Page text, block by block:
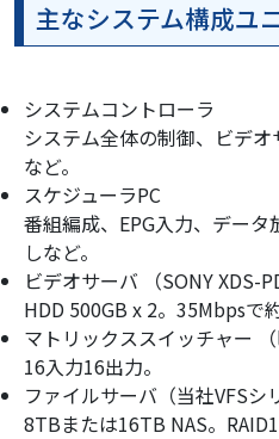
主なシステム構成ユ
システムコントローラ
システム全体の制御、ビデ
など。
スケジューラPC
番組編成、EPG入力、デー
しなど。
ビデオサーバ （SONY XDS-
HDD 500GB x 2。35Mbpsで
マトリックススイッチャー
16入力16出力。
ファイルサーバ（当社VFSシ
8TBまたは16TB NAS。